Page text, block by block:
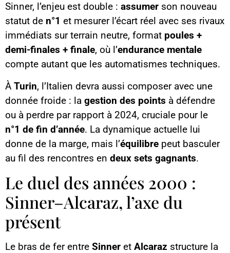
Sinner, l’enjeu est double : assumer son nouveau
statut de n°1 et mesurer l’écart réel avec ses rivaux
immédiats sur terrain neutre, format poules +
demi-finales + finale, où l’endurance mentale
compte autant que les automatismes techniques.
À Turin, l’Italien devra aussi composer avec une
donnée froide : la gestion des points à défendre
ou à perdre par rapport à 2024, cruciale pour le
n°1 de fin d’année. La dynamique actuelle lui
donne de la marge, mais l’équilibre peut basculer
au fil des rencontres en deux sets gagnants.
Le duel des années 2000 :
Sinner–Alcaraz, l’axe du
présent
Le bras de fer entre Sinner et Alcaraz structure la